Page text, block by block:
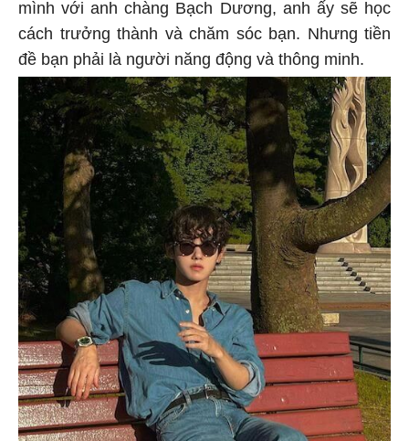
mình với anh chàng Bạch Dương, anh ấy sẽ học
cách trưởng thành và chăm sóc bạn. Nhưng tiền
đề bạn phải là người năng động và thông minh.